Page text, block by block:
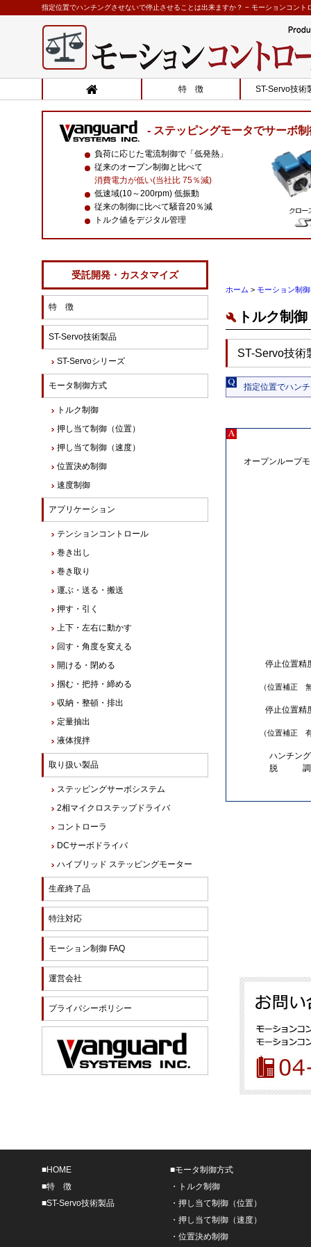
指定位置でハンチングさせないで停止させることは出来ますか？ − モーションコン
特 徴 ST-Servo技術
ステッピングモータでサーボ制
負荷に応じた電流制御で「低発熱」
従来のオープン制御と比べて
消費電力が低い(当社比 75％減)
低速域(10～200rpm) 低振動
従来の制御に比べて騒音20％減
トルク値をデジタル管理
ホーム > モーション制
トルク制
ST-Servo技術
指定位置でハン
オープンループ
停止位置精
（位置補正
停止位置精
（位置補正
ハンチング
脱 調
受託開発・カスタマイズ
特 徴
ST-Servo技術製品
ST-Servoシリーズ
モータ制御方式
トルク制御
押し当て制御（位置）
押し当て制御（速度）
位置決め制御
速度制御
アプリケーション
テンションコントロール
巻き出し
巻き取り
運ぶ・送る・搬送
押す・引く
上下・左右に動かす
回す・角度を変える
開ける・閉める
掴む・把持・締める
収納・整頓・排出
定量抽出
液体撹拌
取り扱い製品
ステッピングサーボシステム
2相マイクロステップドライバ
コントローラ
DCサーボドライバ
ハイブリッド ステッピングモーター
生産終了品
特注対応
モーション制御 FAQ
運営会社
プライバシーポリシー
■HOME
■特 徴
■ST-Servo技術製品
■モータ制御方式
・
トルク制御
・ 押し当て制御（位置）
・ 押し当て制御（速度）
・ 位置決め制御